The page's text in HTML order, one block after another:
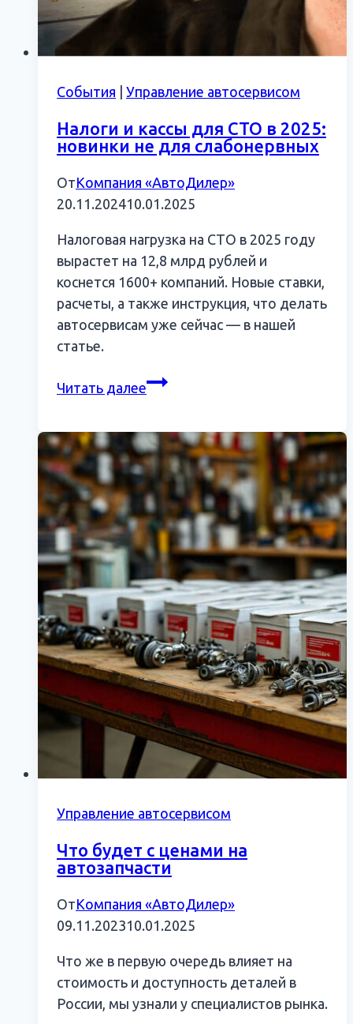
События Управление автосервисом
Налоги и кассы для СТО в 2025:
новинки не для слабонервных
ОтКомпания «АвтоДилер»
20.11.202410.01.2025
Налоговая нагрузка на СТО в 2025 году
вырастет на 12,8 млрд рублей и
коснется 1600+ компаний. Новые ставки,
расчеты, а также инструкция, что делать
автосервисам уже сейчас — в нашей
статье.
Читать далееНалоги
для
СТО
в
2025:
новинки
не
слабонервных
Управление автосервисом
Что будет с ценами на
автозапчасти
ОтКомпания «АвтоДилер»
09.11.202310.01.2025
Что же в первую очередь влияет на
стоимость и доступность деталей в
России, мы узнали у специалистов рынка.